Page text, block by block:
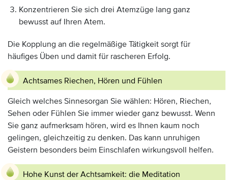
Konzentrieren Sie sich drei Atemzüge lang ganz
bewusst auf Ihren Atem.
Die Kopplung an die regelmäßige Tätigkeit sorgt für
häufiges Üben und damit für rascheren Erfolg.
Achtsames Riechen, Hören und Fühlen
Gleich welches Sinnesorgan Sie wählen: Hören, Riechen,
Sehen oder Fühlen Sie immer wieder ganz bewusst. Wenn
Sie ganz aufmerksam hören, wird es Ihnen kaum noch
gelingen, gleichzeitig zu denken. Das kann unruhigen
Geistern besonders beim Einschlafen wirkungsvoll helfen.
Hohe Kunst der Achtsamkeit: die Meditation